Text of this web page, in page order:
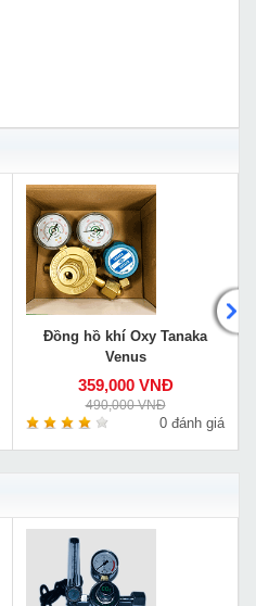
Đồng hồ khí Oxy Tanaka
Venus
359,000 VNĐ
490,000 VNĐ
0 đánh giá